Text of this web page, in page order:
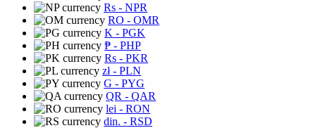
Rs - NPR
RO - OMR
K - PGK
₱ - PHP
Rs - PKR
zł- PLN
G - PYG
QR - QAR
lei - RON
din. - RSD